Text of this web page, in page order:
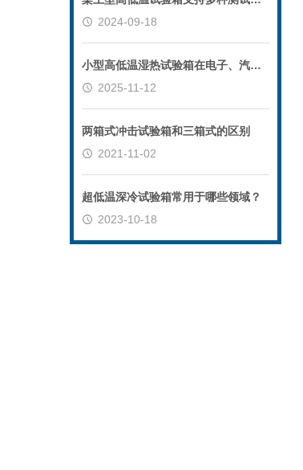
2024-09-18
小型高低温湿热试验箱在电子、汽车行业中的广泛应用
2025-11-12
两箱式冲击试验箱和三箱式的区别
2021-11-02
超低温深冷试验箱常用于哪些领域？
2023-10-18